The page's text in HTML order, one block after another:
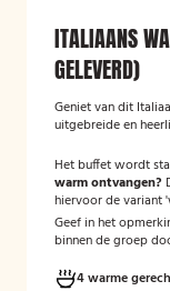
ITALIAANS
GELEVERD)
Geniet van dit
uitgebreide en
Het buffet wordt
warm ontvangen?
hiervoor de variant
Geef in het
binnen de groep
4 warme